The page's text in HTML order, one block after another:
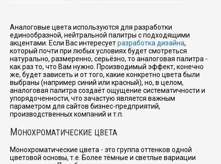
Аналоговые цвета используются для разработки
единообразной, нейтральной палитры с подходящими
акцентами. Если Вас интересуетразработка дизайна,
который почти при любых условиях будет смотреться
натурально, размеренно, серьёзно, то аналоговая палитра -
как раз то, что Вам нужно. Производимый эффект, конечно
же, будет зависеть и от того, какие конкретно цвета были
выбраны (например синий или красный), но, в целом,
аналоговая палитра создаёт ощущение систематичности и
упорядоченности, что зачастую является важным
параметром для сайтов бизнес-предприятий,
производственных компаний и т.п.
МОНОХРОМАТИЧЕСКИЕ ЦВЕТА
Монохроматические цвета - это группа оттенков одной
цветовой основы, т.е. Более тёмные и светлые вариации